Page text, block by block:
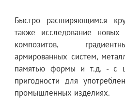
Быстро расширяющимся
также исследование
композитов,
армированных систем,
памятью формы и т.д. - с
пригодности для
промышленных изделиях.